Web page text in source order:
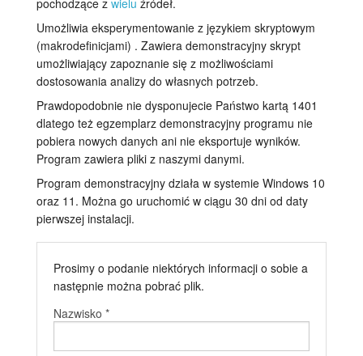
Samouczki
Wsparcie
pochodzące z wielu źródeł.
Umożliwia eksperymentowanie z językiem skryptowym
(makrodefinicjami) . Zawiera demonstracyjny skrypt
umożliwiający zapoznanie się z możliwościami
dostosowania analizy do własnych potrzeb.
Prawdopodobnie nie dysponujecie Państwo kartą 1401
dlatego też egzemplarz demonstracyjny programu nie
pobiera nowych danych ani nie eksportuje wyników.
Program zawiera pliki z naszymi danymi.
Program demonstracyjny działa w systemie Windows 10
oraz 11. Można go uruchomić w ciągu 30 dni od daty
pierwszej instalacji.
Prosimy o podanie niektórych informacji o sobie a
następnie można pobrać plik.
Nazwisko *